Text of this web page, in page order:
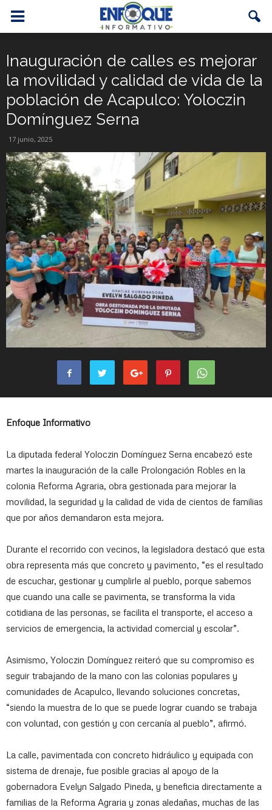
Inauguración de calles es mejorar
la movilidad y calidad de vida de la
población de Acapulco: Yoloczin
Domínguez Serna
17 junio, 2025
Enfoque Informativo
La diputada federal Yoloczin Domínguez Serna encabezó este
martes la inauguración de la calle Prolongación Robles en la
colonia Reforma Agraria, obra gestionada para mejorar la
movilidad, la seguridad y la calidad de vida de cientos de familias
que por años demandaron esta mejora.
Durante el recorrido con vecinos, la legisladora destacó que esta
obra representa más que concreto y pavimento, “es el resultado
de escuchar, gestionar y cumplirle al pueblo, porque sabemos
que cuando una calle se pavimenta, se transforma la vida
cotidiana de las personas, se facilita el transporte, el acceso a
servicios de emergencia, la actividad comercial y escolar”.
Asimismo, Yoloczin Domínguez reiteró que su compromiso es
seguir trabajando de la mano con las colonias populares y
comunidades de Acapulco, llevando soluciones concretas,
“siendo la muestra de lo que se puede lograr cuando se trabaja
con voluntad, con gestión y con cercanía al pueblo”, afirmó.
La calle, pavimentada con concreto hidráulico y equipada con
sistema de drenaje, fue posible gracias al apoyo de la
gobernadora Evelyn Salgado Pineda, y beneficia directamente a
familias de la Reforma Agraria y zonas aledañas, muchas de las